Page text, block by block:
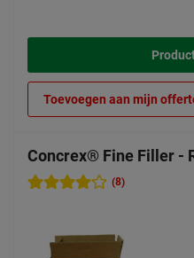
Toevoegen aan mijn
Concrex® Fine Filler -
(8)